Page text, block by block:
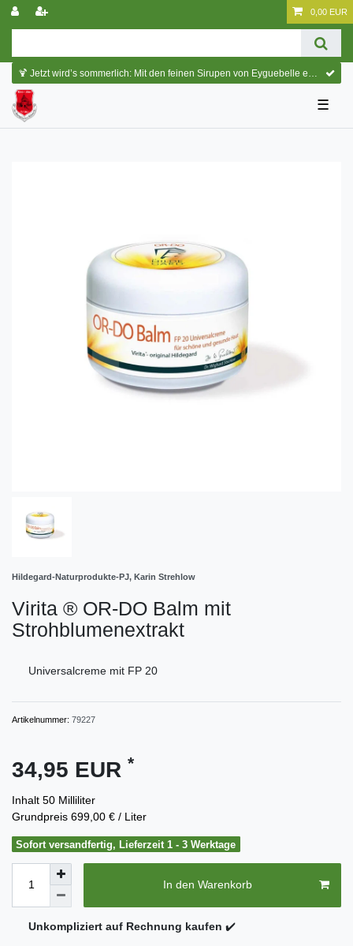
0,00 EUR
🍹 Jetzt wird’s sommerlich: Mit den feinen Sirupen von Eyguebelle entstehen erfrischende Cocktails und köstliche Sommerdrinks.
☰
Hildegard-Naturprodukte-PJ, Karin Strehlow
Virita ® OR-DO Balm mit
Strohblumenextrakt
Universalcreme mit FP 20
Artikelnummer: 79227
34,95 EUR *
Inhalt 50 Milliliter
Grundpreis 699,00 € / Liter
Sofort versandfertig, Lieferzeit 1 - 3 Werktage
In den Warenkorb
Unkompliziert auf Rechnung kaufen ✔️